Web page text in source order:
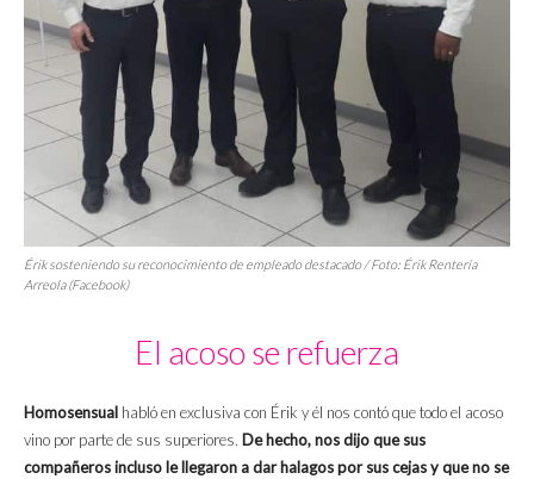
Érik sosteniendo su reconocimiento de empleado destacado / Foto: Érik Rentería
Arreola (Facebook)
El acoso se refuerza
Homosensual habló en exclusiva con Érik y él nos contó que todo el acoso
vino por parte de sus superiores. De hecho, nos dijo que sus
compañeros incluso le llegaron a dar halagos por sus cejas y que no se